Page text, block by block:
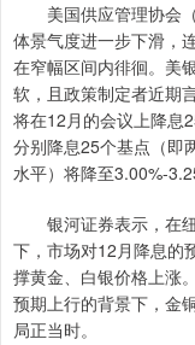
美国供应管理协会（
体景气度进一步下滑，
在窄幅区间内徘徊。美
软，且政策制定者近期
将在12月的会议上降息
分别降息25个基点（即
水平）将降至3.00%-
银河证券表示，在纽
下，市场对12月降息的
撑黄金、白银价格上涨
预期上行的背景下，金
局正当时。